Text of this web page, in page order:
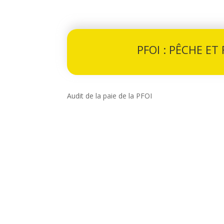
PFOI : PÊCHE ET
Audit de la paie de la PFOI